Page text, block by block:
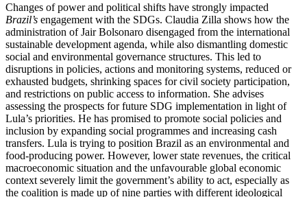
Changes of power and political shifts have strongly impacted
Brazil’s engagement with the SDGs. Claudia Zilla shows how the
administration of Jair Bolsonaro disengaged from the international
sustainable devel­op­ment agenda, while also dismantling domestic
social and environmental governance structures. This led to
disruptions in policies, actions and monitoring systems, reduced or
exhausted budgets, shrinking spaces for civil society participation,
and restrictions on public access to information. She advises
assessing the prospects for future SDG implementation in light of
Lula’s priorities. He has promised to promote social policies and
inclusion by expanding social programmes and increasing cash
transfers. Lula is trying to posi­tion Brazil as an environmental and
food-producing power. However, lower state revenues, the critical
macroeconomic situation and the unfavourable global economic
context severely limit the govern­ment’s ability to act, especially as
the coalition is made up of nine parties with different ideological